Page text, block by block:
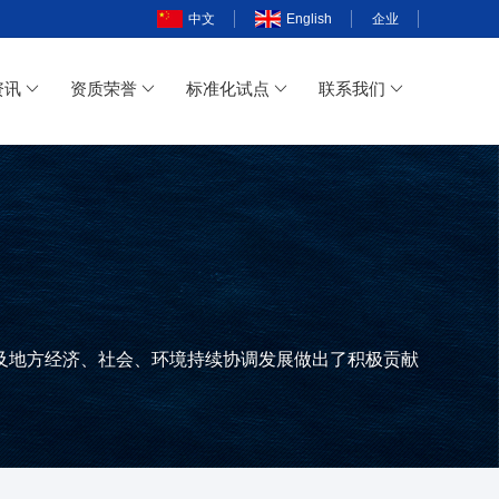
中文 English 企业
讯 资质荣誉 标准化试点 联系我们
方经济、社会、环境持续协调发展做出了积极贡献